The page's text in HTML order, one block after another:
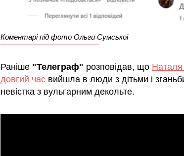
Коментарі під фото Ольги Сумської
Раніше "Телеграф" розповідав, що
довгий час вийшла в люди з дітьми і
невістка з вульгарним декольте.